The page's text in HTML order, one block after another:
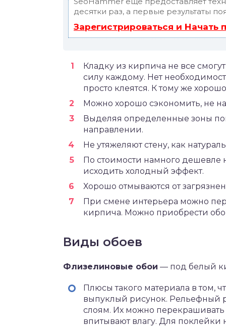
десятки раз, а первые результаты
Зарегистрироваться и Начать
Кладку из кирпича не все
силу каждому. Нет
просто клеятся. К тому же
Можно хорошо сэкономить, не
Выделяя определенные зоны
направлении.
Не утяжеляют стену, как
По стоимости намного дешевле
исходить холодный эффект.
Хорошо отмываются от
При смене интерьера можно
кирпича. Можно приобрести
Виды обоев
Флизелиновые обои — под белый
Плюсы такого материала в том,
выпуклый рисунок. Рельефный
слоям. Их можно перекрашивать
впитывают влагу. Для